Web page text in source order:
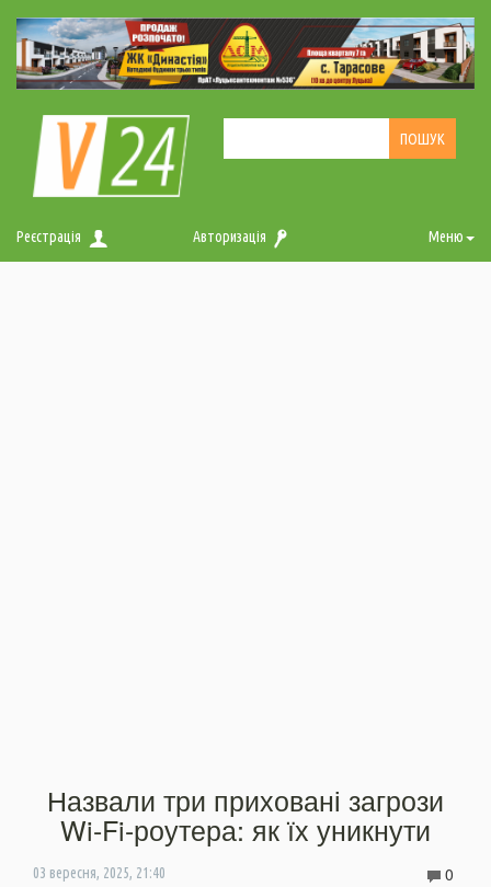
Реєстрація Авторизація Меню
Назвали три приховані загрози
Wi-Fi-роутера: як їх уникнути
03 вересня, 2025, 21:40 0